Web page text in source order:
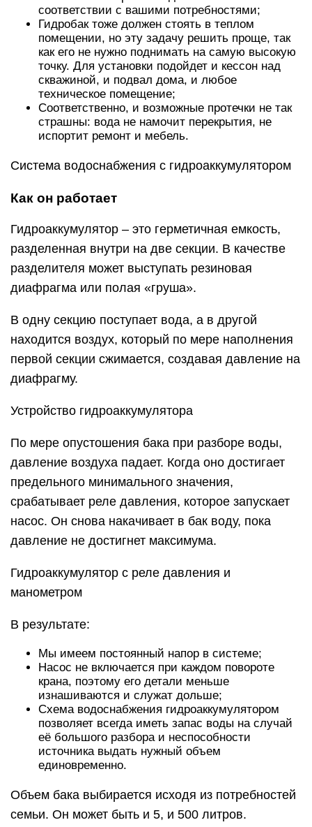
соответствии с вашими потребностями;
Гидробак тоже должен стоять в теплом
помещении, но эту задачу решить проще, так
как его не нужно поднимать на самую высокую
точку. Для установки подойдет и кессон над
скважиной, и подвал дома, и любое
техническое помещение;
Соответственно, и возможные протечки не так
страшны: вода не намочит перекрытия, не
испортит ремонт и мебель.
Система водоснабжения с гидроаккумулятором
Как он работает
Гидроаккумулятор – это герметичная емкость,
разделенная внутри на две секции. В качестве
разделителя может выступать резиновая
диафрагма или полая «груша».
В одну секцию поступает вода, а в другой
находится воздух, который по мере наполнения
первой секции сжимается, создавая давление на
диафрагму.
Устройство гидроаккумулятора
По мере опустошения бака при разборе воды,
давление воздуха падает. Когда оно достигает
предельного минимального значения,
срабатывает реле давления, которое запускает
насос. Он снова накачивает в бак воду, пока
давление не достигнет максимума.
Гидроаккумулятор с реле давления и
манометром
В результате:
Мы имеем постоянный напор в системе;
Насос не включается при каждом повороте
крана, поэтому его детали меньше
изнашиваются и служат дольше;
Схема водоснабжения гидроаккумулятором
позволяет всегда иметь запас воды на случай
её большого разбора и неспособности
источника выдать нужный объем
единовременно.
Объем бака выбирается исходя из потребностей
семьи. Он может быть и 5, и 500 литров.